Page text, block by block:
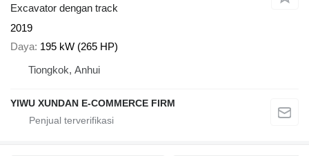
Excavator dengan track
2019
Daya 195 kW (265 HP)
Tiongkok, Anhui
YIWU XUNDAN E-COMMERCE FIRM